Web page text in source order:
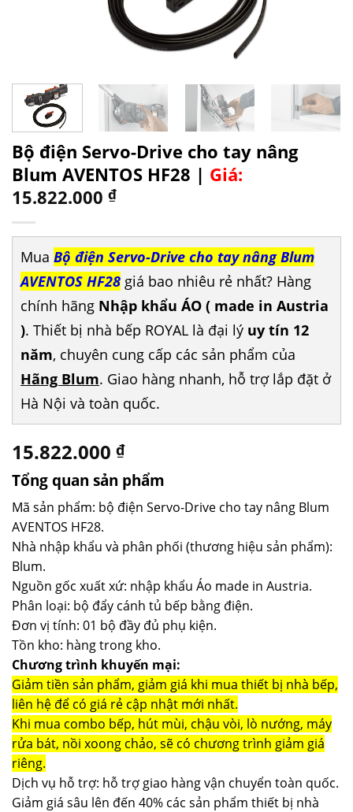
Bộ điện Servo-Drive cho tay nâng
Blum AVENTOS HF28 | Giá:
15.822.000 ₫
Mua Bộ điện Servo-Drive cho tay nâng Blum
AVENTOS HF28 giá bao nhiêu rẻ nhất? Hàng
chính hãng Nhập khẩu ÁO ( made in Austria
). Thiết bị nhà bếp ROYAL là đại lý uy tín 12
năm, chuyên cung cấp các sản phẩm của
Hãng Blum. Giao hàng nhanh, hỗ trợ lắp đặt ở
Hà Nội và toàn quốc.
15.822.000 ₫
Tổng quan sản phẩm
Mã sản phẩm: bộ điện Servo-Drive cho tay nâng Blum
AVENTOS HF28.
Nhà nhập khẩu và phân phối (thương hiệu sản phẩm):
Blum.
Nguồn gốc xuất xứ: nhập khẩu Áo made in Austria.
Phân loại: bộ đẩy cánh tủ bếp bằng điện.
Đơn vị tính: 01 bộ đầy đủ phụ kiện.
Tồn kho: hàng trong kho.
Chương trình khuyến mại:
Giảm tiền sản phẩm, giảm giá khi mua thiết bị nhà bếp,
liên hệ để có giá rẻ cập nhật mới nhất.
Khi mua combo bếp, hút mùi, chậu vòi, lò nướng, máy
rửa bát, nồi xoong chảo, sẽ có chương trình giảm giá
riêng.
Dịch vụ hỗ trợ: hỗ trợ giao hàng vận chuyển toàn quốc.
Giảm giá sâu lên đến 40% các sản phẩm thiết bị nhà